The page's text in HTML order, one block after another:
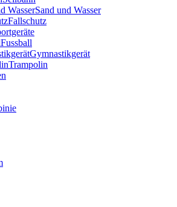
Sand und Wasser
Fallschutz
Fussball
Gymnastikgerät
Trampolin